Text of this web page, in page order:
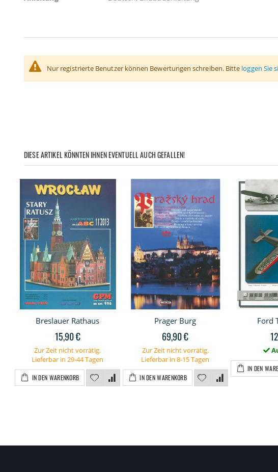
Nur registrierte Benutzer können Bewertungen schreiben. Bitte loggen Sie
DIESE ARTIKEL KÖNNTEN IHNEN EVENTUELL AUCH GEFALLEN!
Breslauer Rathaus
15,90 €
Zur Zeit nicht vorrätig.
Lieferbar in 29-44 Tagen
IN DEN WARENKORB
Prager Burg
69,90 €
Zur Zeit nicht vorrätig.
Lieferbar in 8-15 Tagen
IN DEN WARENKORB
Ford
IN DEN